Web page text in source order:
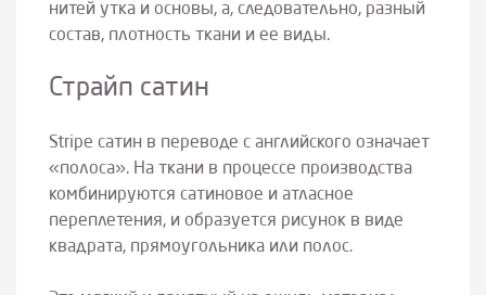
нитей утка и основы, а, следовательно, разный
состав, плотность ткани и ее виды.
Страйп сатин
Stripe сатин в переводе с английского означает
«полоса». На ткани в процессе производства
комбинируются сатиновое и атласное
переплетения, и образуется рисунок в виде
квадрата, прямоугольника или полос.